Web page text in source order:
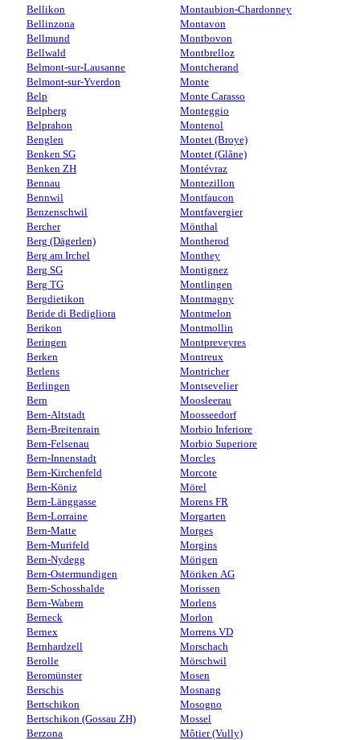
Bellikon
Bellinzona
Bellmund
Bellwald
Belmont-sur-Lausanne
Belmont-sur-Yverdon
Belp
Belpberg
Belprahon
Benglen
Benken SG
Benken ZH
Bennau
Bennwil
Benzenschwil
Bercher
Berg (Dägerlen)
Berg am Irchel
Berg SG
Berg TG
Bergdietikon
Beride di Bedigliora
Berikon
Beringen
Berken
Berlens
Berlingen
Bern
Bern-Altstadt
Bern-Breitenrain
Bern-Felsenau
Bern-Innenstadt
Bern-Kirchenfeld
Bern-Köniz
Bern-Länggasse
Bern-Lorraine
Bern-Matte
Bern-Murifeld
Bern-Nydegg
Bern-Ostermundigen
Bern-Schosshalde
Bern-Wabern
Berneck
Bernex
Bernhardzell
Berolle
Beromünster
Berschis
Bertschikon
Bertschikon (Gossau ZH)
Berzona
Montaubion-Chardonney
Montavon
Montbovon
Montbrelloz
Montcherand
Monte
Monte Carasso
Monteggio
Montenol
Montet (Broye)
Montet (Glâne)
Montévraz
Montezillon
Montfaucon
Montfavergier
Mönthal
Montherod
Monthey
Montignez
Montlingen
Montmagny
Montmelon
Montmollin
Montpreveyres
Montreux
Montricher
Montsevelier
Moosleerau
Moosseedorf
Morbio Inferiore
Morbio Superiore
Morcles
Morcote
Mörel
Morens FR
Morgarten
Morges
Morgins
Mörigen
Möriken AG
Morissen
Morlens
Morlon
Morrens VD
Morschach
Mörschwil
Mosen
Mosnang
Mosogno
Mossel
Môtier (Vully)